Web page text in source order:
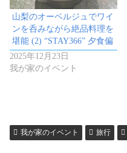
山梨のオーベルジュでワイ
ンを呑みながら絶品料理を
堪能 (2) “STAY366” 夕食偏
2025年12月23日
我が家のイベント
我が家のイベント 旅行